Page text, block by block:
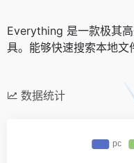
Everything 是一款极其
具。能够快速搜索本地文
数据统计